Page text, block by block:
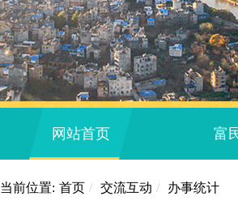
网站首页 富
当前位置: 首页 / 交流互动 / 办事统计